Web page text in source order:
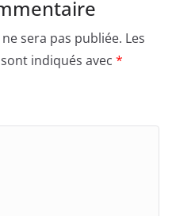
sera pas publiée. Les
indiqués avec *